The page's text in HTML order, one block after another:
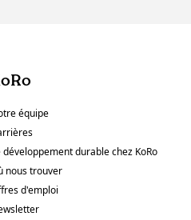
équipe
développement durable chez KoRo
nous trouver
d'emploi